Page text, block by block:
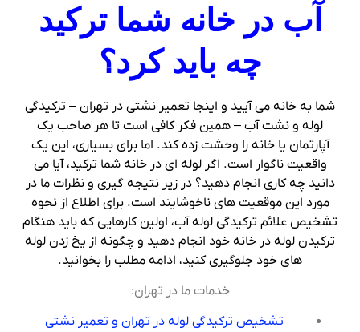
آب در خانه شما ترکید
چه باید کرد؟
شما به خانه می آیید و اینجا تعمیر نشتی در تهران – ترکیدگی
لوله و نشت آب – همین فکر کافی است تا هر صاحب یک
آپارتمان یا خانه را وحشت زده کند. اما برای بسیاری، این یک
واقعیت ناگوار است. اگر لوله ای در خانه شما ترکید، آیا می
دانید چه کاری انجام دهید؟ در زیر نتیجه گیری و نظرات ما در
مورد این موقعیت های ناخوشایند است. برای اطلاع از نحوه
تشخیص علائم ترکیدگی لوله آب، اولین کارهایی که باید هنگام
ترکیدن لوله در خانه خود انجام دهید و چگونه از یخ زدن لوله
های خود جلوگیری کنید، ادامه مطلب را بخوانید.
خدمات ما در تهران:
تشخیص ترکیدگی لوله در تهران و تعمیر نشتی